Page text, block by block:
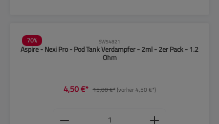
70% SW54821
Aspire - Nexi Pro - Pod Tank Verdampfer - 2ml - 2er Pack - 1.2
Ohm
4,50 €* 15,00 €*(vorher 4,50 €*)
Produkt Anzahl: Gib den